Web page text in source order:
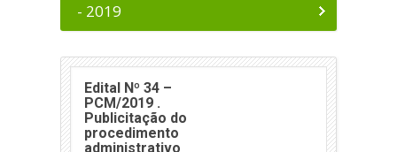
- 2019
Edital Nº 34 –
PCM/2019 .
Publicitação do
procedimento
administrativo